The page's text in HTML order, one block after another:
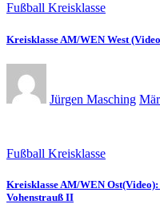
Fußball Kreisklasse
Kreisklasse AM/WEN West
Jürgen Masching
Fußball Kreisklasse
Kreisklasse AM/WEN
Vohenstrauß II